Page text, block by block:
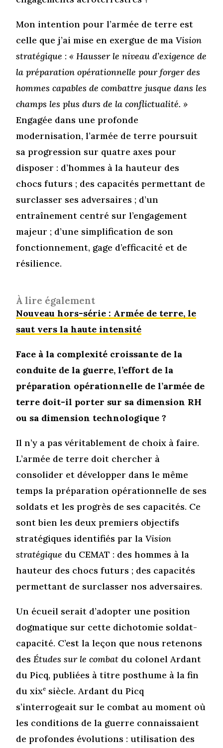
Mon intention pour l’armée de terre est
celle que j’ai mise en exergue de maVision
stratégique :« Hausser le niveau d’exigence de
la préparation opérationnelle pour forger des
hommes capables de combattre jusque dans les
champs les plus durs de la conflictualité. »
Engagée dans une profonde
modernisation, l’armée de terre poursuit
sa progression sur quatre axes pour
disposer : d’hommes à la hauteur des
chocs futurs ; des capacités permettant de
surclasser ses adversaires ; d’un
entraînement centré sur l’engagement
majeur ; d’une simplification de son
fonctionnement, gage d’efficacité et de
résilience.
À lire également
Nouveau hors-série : Armée de terre, le
saut vers la haute intensité
Face à la complexité croissante de la
conduite de la guerre, l’effort de la
préparation opérationnelle de l’armée de
terre doit-il porter sur sa dimension RH
ou sa dimension technologique ?
Il n’y a pas véritablement de choix à faire.
L’armée de terre doit chercher à
consolider et développer dans le même
temps la préparation opérationnelle de ses
soldats et les progrès de ses capacités. Ce
sont bien les deux premiers objectifs
stratégiques identifiés par laVision
stratégique du CEMAT : des hommes à la
hauteur des chocs futurs ; des capacités
permettant de surclasser nos adversaires.
Un écueil serait d’adopter une position
dogmatique sur cette dichotomie soldat-
capacité. C’est la leçon que nous retenons
des Études sur le combat du colonel Ardant
du Picq, publiées à titre posthume à la fin
du xixe siècle. Ardant du Picq
s’interrogeait sur le combat au moment où
les conditions de la guerre connaissaient
de profondes évolutions : utilisation des